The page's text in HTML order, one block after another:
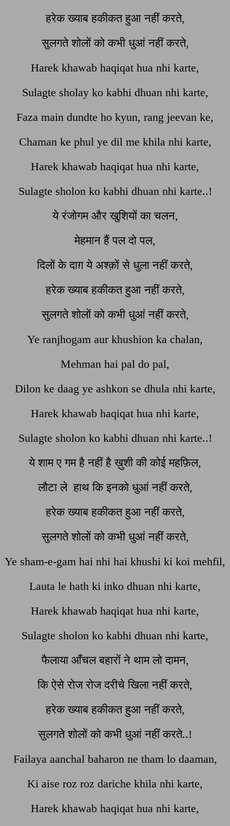
हरेक ख्याब हकीकत हुआ नहीं करते,
सुलगते शोलों को कभी धुआं नहीं करते,
Harek khawab haqiqat hua nhi karte,
Sulagte sholay ko kabhi dhuan nhi karte,
Faza main dundte ho kyun, rang jeevan ke,
Chaman ke phul ye dil me khila nhi karte,
Harek khawab haqiqat hua nhi karte,
Sulagte sholon ko kabhi dhuan nhi karte..!
ये रंजोगम और खुशियों का चलन,
मेहमान हैं पल दो पल,
दिलों के दाग़ ये अश्क़ों से धुला नहीं करते,
हरेक ख्याब हकीकत हुआ नहीं करते,
सुलगते शोलों को कभी धुआं नहीं करते,
Ye ranjhogam aur khushion ka chalan,
Mehman hai pal do pal,
Dilon ke daag ye ashkon se dhula nhi karte,
Harek khawab haqiqat hua nhi karte,
Sulagte sholon ko kabhi dhuan nhi karte..!
ये शाम ए गम है नहीं है ख़ुशी की कोई महफ़िल,
लौटा ले हाथ कि इनको धुआं नहीं करते,
हरेक ख्याब हकीकत हुआ नहीं करते,
सुलगते शोलों को कभी धुआं नहीं करते,
Ye sham-e-gam hai nhi hai khushi ki koi mehfil,
Lauta le hath ki inko dhuan nhi karte,
Harek khawab haqiqat hua nhi karte,
Sulagte sholon ko kabhi dhuan nhi karte,
फैलाया आँचल बहारों ने थाम लो दामन,
कि ऐसे रोज रोज दरीचे खिला नहीं करते,
हरेक ख्याब हकीकत हुआ नहीं करते,
सुलगते शोलों को कभी धुआं नहीं करते..!
Failaya aanchal baharon ne tham lo daaman,
Ki aise roz roz dariche khila nhi karte,
Harek khawab haqiqat hua nhi karte,